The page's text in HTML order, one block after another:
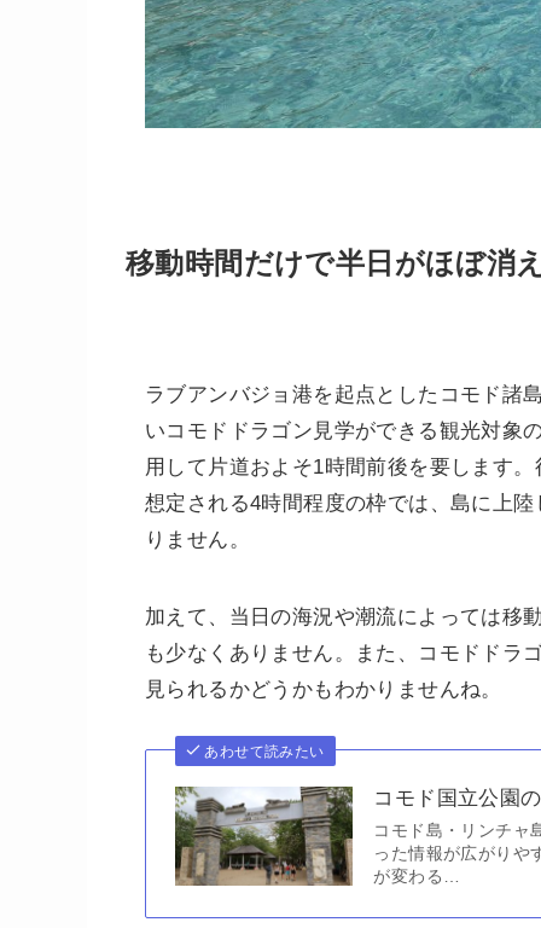
移動時間だけで半日がほぼ消
ラブアンバジョ港を起点としたコモド諸
いコモドドラゴン見学ができる観光対象
用して片道およそ1時間前後を要します
想定される4時間程度の枠では、島に上
りません。
加えて、当日の海況や潮流によっては移
も少なくありません。また、コモドドラ
見られるかどうかもわかりませんね。
あわせて読みたい
コモド国立公園
コモド島・リンチャ
った情報が広がりや
が変わる…